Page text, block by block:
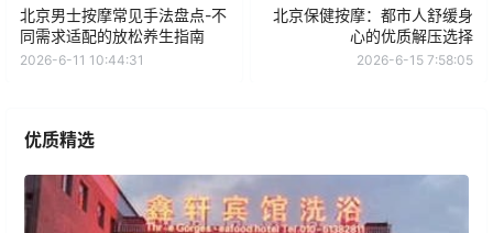
北京男士按摩常见手法盘点-不
同需求适配的放松养生指南
2026-6-11 10:44:31
北京保健按摩：都市人舒缓身
心的优质解压选择
2026-6-15 7:58:05
优质精选